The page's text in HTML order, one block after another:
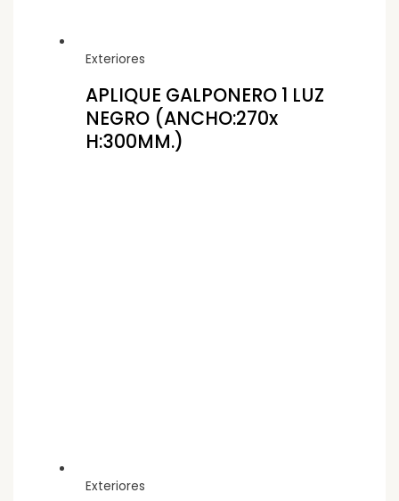
Exteriores
APLIQUE GALPONERO 1 LUZ
NEGRO (ANCHO:270x
H:300MM.)
Exteriores